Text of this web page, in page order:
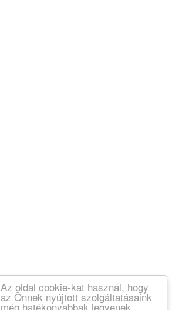
Az oldal cookie-kat használ, hogy
az Önnek nyújtott szolgáltatásaink
még hatékonyabbak legyenek.